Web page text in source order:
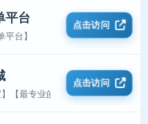
平台
台】
点击访问
【最专业的平台】
点击访问